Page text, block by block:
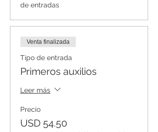
de entradas
Venta finalizada
Tipo de entrada
Primeros auxilios
Leer más
Precio
USD 54.50